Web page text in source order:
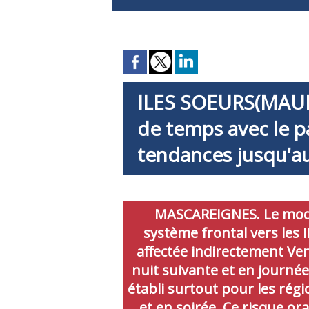
ILES
de temps avec le
tendances
MASCAREIGNES. Le
système frontal vers les
affectée indirectement
nuit suivante et en
établi surtout pour les